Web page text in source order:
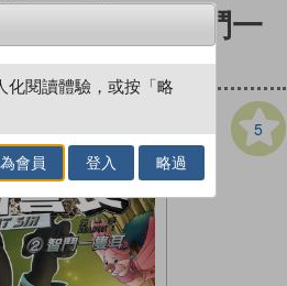
版第一季 2 智鬥一
5
化閱讀體驗，或按「略
會員 登入 略過